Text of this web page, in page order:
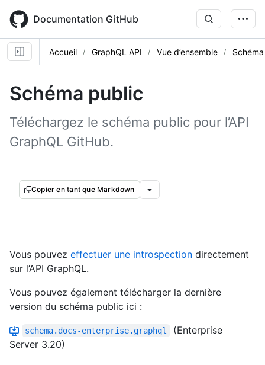
main
content
Documentation GitHub
Accueil GraphQL API Vue d’ensemble
Schéma public
Téléchargez le schéma public pour l’API
GraphQL GitHub.
Copier en tant que Markdown
Vous pouvez effectuer une introspection directement
sur l’API GraphQL.
Vous pouvez également télécharger la dernière
version du schéma public ici :
schema.docs-enterprise.graphql
(Enterprise
Server 3.20)